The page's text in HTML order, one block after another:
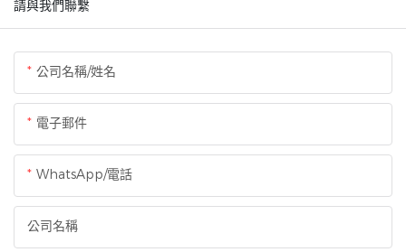
請與我們聯繫
公司名稱/姓名
電子郵件
WhatsApp/電話
公司名稱